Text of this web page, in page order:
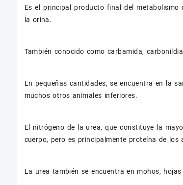
Es el principal producto final del
la orina.
También conocido como carbamida,
En pequeñas cantidades, se encuentra en la
muchos otros animales inferiores.
El nitrógeno de la urea, que constituye la
cuerpo, pero es principalmente proteína de los
La urea también se encuentra en mohos,